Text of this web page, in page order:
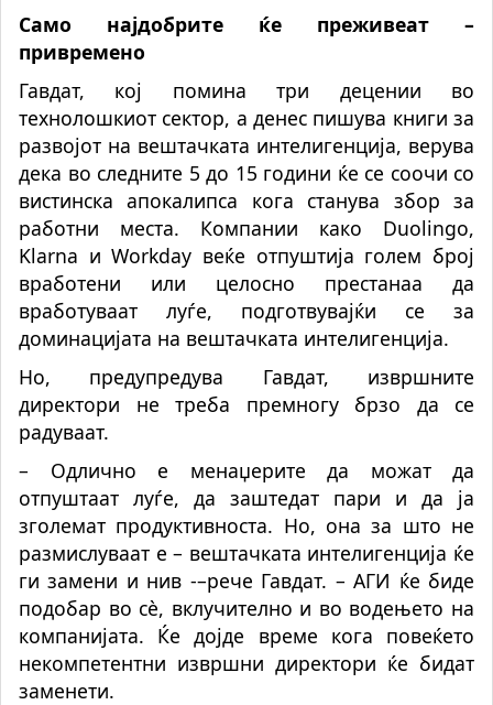
Само најдобрите ќе преживеат –
привремено
Гавдат, кој помина три децении во
технолошкиот сектор, а денес пишува книги за
развојот на вештачката интелигенција, верува
дека во следните 5 до 15 години ќе се соочи со
вистинска апокалипса кога станува збор за
работни места. Компании како Duolingo,
Klarna и Workday веќе отпуштија голем број
вработени или целосно престанаа да
вработуваат луѓе, подготвувајќи се за
доминацијата на вештачката интелигенција.
Но, предупредува Гавдат, извршните
директори не треба премногу брзо да се
радуваат.
– Одлично е менаџерите да можат да
отпуштаат луѓе, да заштедат пари и да ја
зголемат продуктивноста. Но, она за што не
размислуваат е – вештачката интелигенција ќе
ги замени и нив -–рече Гавдат. – АГИ ќе биде
подобар во сè, вклучително и во водењето на
компанијата. Ќе дојде време кога повеќето
некомпетентни извршни директори ќе бидат
заменети.